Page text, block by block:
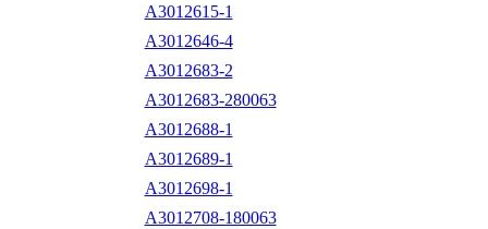
A3012615-1
A3012646-4
A3012683-2
A3012683-280063
A3012688-1
A3012689-1
A3012698-1
A3012708-180063